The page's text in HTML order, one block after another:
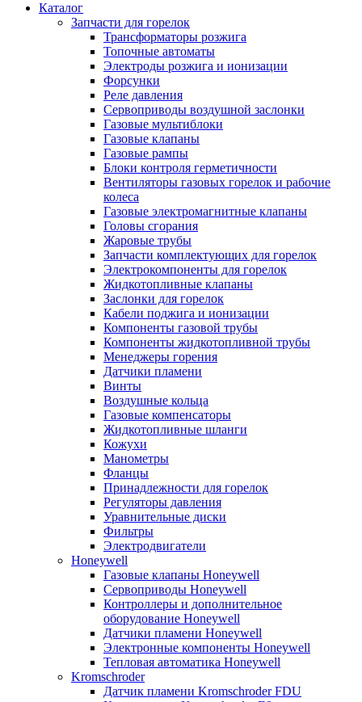
Каталог
Запчасти для горелок
Трансформаторы розжига
Топочные автоматы
Электроды розжига и ионизации
Форсунки
Реле давления
Сервоприводы воздушной заслонки
Газовые мультиблоки
Газовые клапаны
Газовые рампы
Блоки контроля герметичности
Вентиляторы газовых горелок и рабочие
колеса
Газовые электромагнитные клапаны
Головы сгорания
Жаровые трубы
Запчасти комплектующих для горелок
Электрокомпоненты для горелок
Жидкотопливные клапаны
Заслонки для горелок
Кабели поджига и ионизации
Компоненты газовой трубы
Компоненты жидкотопливной трубы
Менеджеры горения
Датчики пламени
Винты
Воздушные кольца
Газовые компенсаторы
Жидкотопливные шланги
Кожухи
Манометры
Фланцы
Принадлежности для горелок
Регуляторы давления
Уравнительные диски
Фильтры
Электродвигатели
Honeywell
Газовые клапаны Honeywell
Сервоприводы Honeywell
Контроллеры и дополнительное
оборудование Honeywell
Датчики пламени Honeywell
Электронные компоненты Honeywell
Тепловая автоматика Honeywell
Kromschroder
Датчик пламени Kromschroder FDU